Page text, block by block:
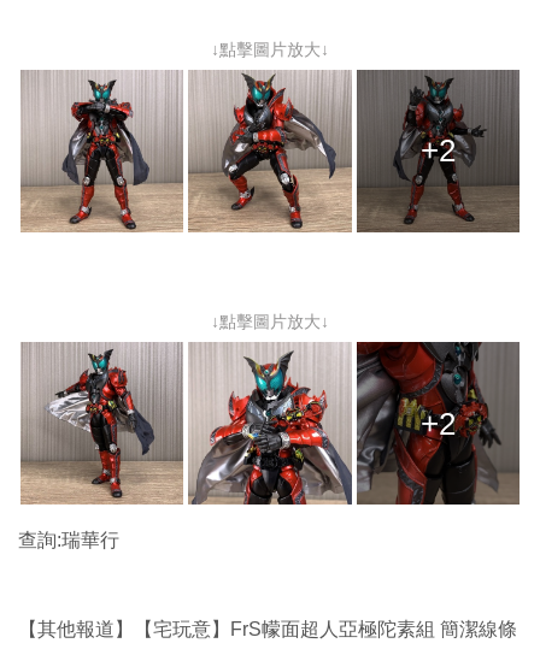
↓點擊圖片放大↓
+2
↓點擊圖片放大↓
+2
查詢:瑞華行
【其他報道】【宅玩意】FrS幪面超人亞極陀素組 簡潔線條